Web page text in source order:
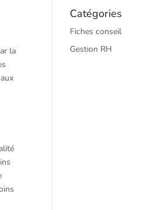
la
Catégories
Fiches conseil
Gestion RH